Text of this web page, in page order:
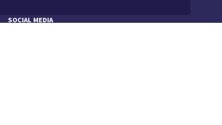
SOCIAL MEDIA